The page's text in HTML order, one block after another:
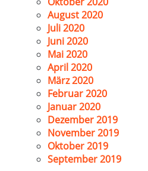
August 2020
Juli 2020
Juni 2020
Mai 2020
April 2020
März 2020
Februar 2020
Januar 2020
Dezember 2019
November 2019
Oktober 2019
September 2019